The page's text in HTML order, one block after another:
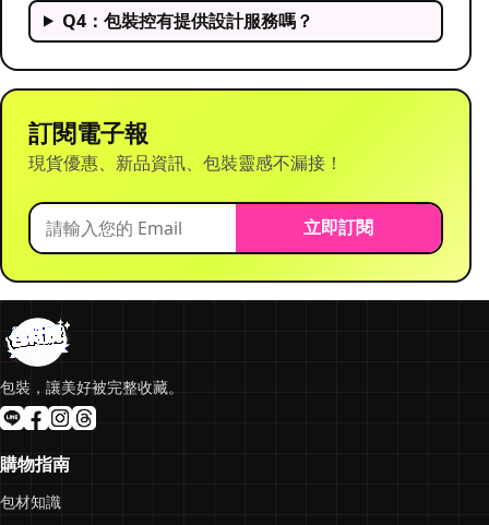
Q4：包裝控有提供設計服務嗎？
訂閱電子報
現貨優惠、新品資訊、包裝靈感不漏接！
立即訂閱
包裝，讓美好被完整收藏。
購物指南
包材知識